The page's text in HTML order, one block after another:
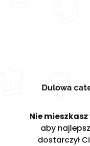
Dulowa
Nie
aby
dostarczył